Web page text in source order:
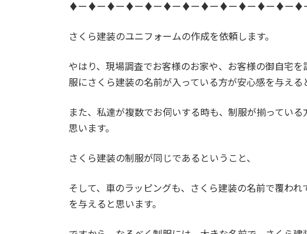
♦ー♦ー♦ー♦ー♦ー♦ー♦ー♦ー♦ー♦ー♦ー♦ー♦
さくら建装のユニフォームの作成を依頼します。
やはり、現場調査でお客様のお家や、お客様の御自宅
服にさくら建装の名前が入っている方が安心感を与える
また、私達が複数でお伺いする時も、制服が揃ってい
思います。
さくら建装の制服が同じであるということ、
そして、車のラッピングも、さくら建装の名前で覆わ
を与えると思います。